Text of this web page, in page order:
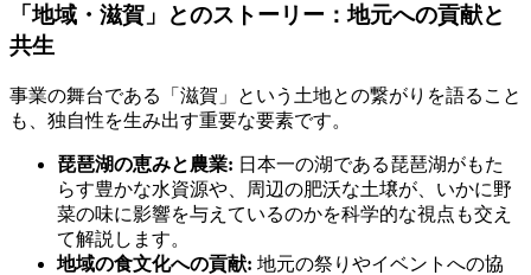
「地域・滋賀」とのストーリー：地元への貢献と
共生
事業の舞台である「滋賀」という土地との繋がりを語ること
も、独自性を生み出す重要な要素です。
琵琶湖の恵みと農業: 日本一の湖である琵琶湖がもた
らす豊かな水資源や、周辺の肥沃な土壌が、いかに野
菜の味に影響を与えているのかを科学的な視点も交え
て解説します。
地域の食文化への貢献: 地元の祭りやイベントへの協